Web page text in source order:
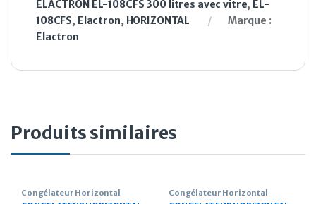
ELACTRON EL-108CFS 300 litres avec vitre, EL-
108CFS, Elactron, HORIZONTAL
Marque :
Elactron
Produits similaires
Congélateur Horizontal Congélateur Horizontal